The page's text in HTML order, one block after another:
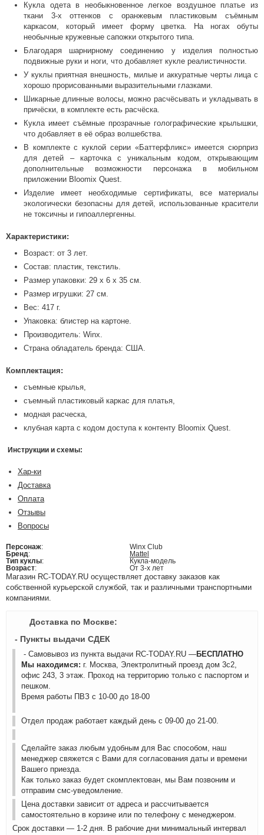
Кукла одета в необыкновенное легкое воздушное платье из
ткани 3-х оттенков с оранжевым пластиковым съёмным
каркасом, который имеет форму цветка. На ногах обуты
необычные кружевные сапожки открытого типа.
Благодаря шарнирному соединению у изделия полностью
подвижные руки и ноги, что добавляет кукле реалистичности.
У куклы приятная внешность, милые и аккуратные черты лица с
хорошо прорисованными выразительными глазками.
Шикарные длинные волосы, можно расчёсывать и укладывать в
причёски, в комплекте есть расчёска.
Кукла имеет съёмные прозрачные голографические крылышки,
что добавляет в её образ волшебства.
В комплекте с куклой серии «Баттерфликс» имеется сюрприз
для детей – карточка с уникальным кодом, открывающим
дополнительные возможности персонажа в мобильном
приложении Bloomix Quest.
Изделие имеет необходимые сертификаты, все материалы
экологически безопасны для детей, использованные красители
не токсичны и гипоаллергенны.
Характеристики:
Возраст: от 3 лет.
Состав: пластик, текстиль.
Размер упаковки: 29 x 6 x 35 см.
Размер игрушки: 27 см.
Вес: 417 г.
Упаковка: блистер на картоне.
Производитель: Winx.
Страна обладатель бренда: США.
Комплектация:
съемные крылья,
съемный пластиковый каркас для платья,
модная расческа,
клубная карта с кодом доступа к контенту Bloomix Quest.
Инструкции и схемы:
Хар-ки
Доставка
Оплата
Отзывы
Вопросы
Персонаж:
Winx Club
Бренд:
Mattel
Тип куклы:
Кукла-модель
Возраст: От 3-х лет
Магазин RC-TODAY.RU осуществляет доставку заказов как
собственной курьерской службой, так и различными транспортными
компаниями.
Доставка по Москве:
- Пункты выдачи СДЕК
- Самовывоз из пункта выдачи RC-TODAY.RU —БЕСПЛАТНО
Мы находимся: г. Москва, Электролитный проезд дом 3с2,
офис 243, 3 этаж. Проход на территорию только с паспортом и
пешком.
Время работы ПВЗ с 10-00 до 18-00
Отдел продаж работает каждый день с 09-00 до 21-00.
Сделайте заказ любым удобным для Вас способом, наш
менеджер свяжется с Вами для согласования даты и времени
Вашего приезда.
Как только заказ будет скомплектован, мы Вам позвоним и
отправим смс-уведомление.
Цена доставки зависит от адреса и рассчитывается
самостоятельно в корзине или по телефону с менеджером.
Срок доставки — 1-2 дня. В рабочие дни минимальный интервал